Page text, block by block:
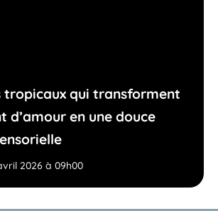
tropicaux qui transforment
d’amour en une douce
2026 à 09h00